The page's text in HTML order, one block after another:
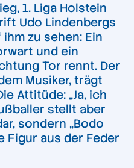
1. Liga Holstein
Udo Lindenbergs
zu sehen: Ein
und ein
Tor rennt. Der
Musiker, trägt
Attitüde: „Ja, ich
stellt aber
sondern „Bodo
Figur aus der Feder